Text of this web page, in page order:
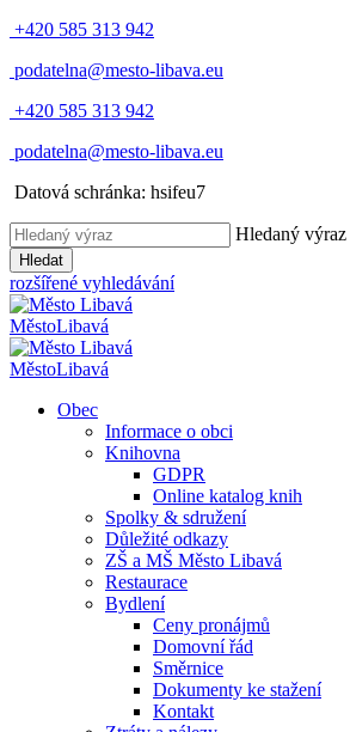
+420 585 313 942
podatelna@mesto-libava.eu
+420 585 313 942
podatelna@mesto-libava.eu
Datová schránka: hsifeu7
Hledaný výraz
Hledat
rozšířené vyhledávání
MěstoLibavá
MěstoLibavá
Obec
Informace o obci
Knihovna
GDPR
Online katalog knih
Spolky & sdružení
Důležité odkazy
ZŠ a MŠ Město Libavá
Restaurace
Bydlení
Ceny pronájmů
Domovní řád
Směrnice
Dokumenty ke stažení
Kontakt